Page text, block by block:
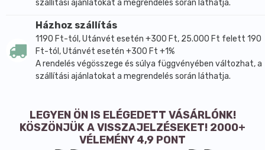
szállítási ajánlatokat a megrendelés során láthatja.
Házhoz szállítás
1190 Ft-tól, Utánvét esetén +300 Ft, 25.000 Ft felett 190
Ft-tól, Utánvét esetén +300 Ft +1%
A rendelés végösszege és súlya függvényében változhat, a
szállítási ajánlatokat a megrendelés során láthatja.
LEGYEN ÖN IS ELÉGEDETT VÁSÁRLÓNK!
KÖSZÖNJÜK A VISSZAJELZÉSEKET! 2000+
VÉLEMÉNY 4,9 PONT